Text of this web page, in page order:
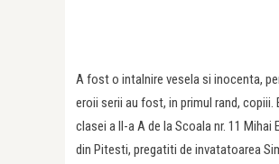
A fost o intalnire vesela si inocenta,
eroii serii au fost, in primul rand, copiii.
clasei a II-a A de la Scoala nr. 11 Mihai
din Pitesti, pregatiti de invatatoarea